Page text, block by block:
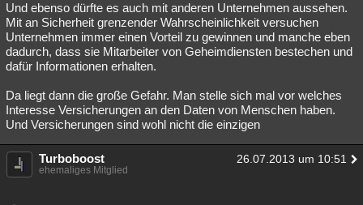
Und ebenso dürfte es auch mit anderen Unternehmen aussehen.
Mit an Sicherheit grenzender Wahrscheinlichkeit versuchen
Unternehmen immer einen Vorteil zu gewinnen und manche eben
dadurch, dass sie Mitarbeiter von Geheimdiensten bestechen und
dafür Informationen erhalten.
Da liegt dann die große Gefahr. Man stelle sich mal vor welches
Interesse Versicherungen an den Daten von Menschen haben.
Und Versicherungen sind wohl nicht die einzigen
Turboboost 26.07.2013 um 10:51
ehemaliges Mitglied